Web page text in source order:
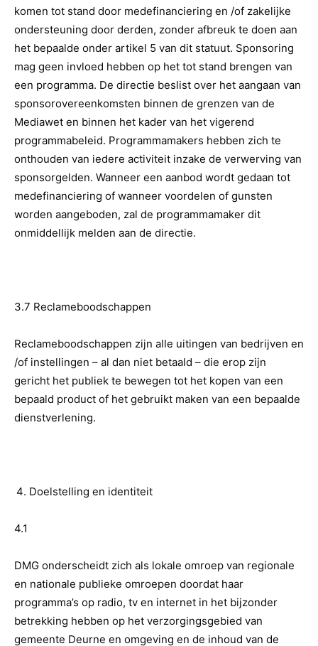
komen tot stand door medefinanciering en /of zakelijke
ondersteuning door derden, zonder afbreuk te doen aan
het bepaalde onder artikel 5 van dit statuut. Sponsoring
mag geen invloed hebben op het tot stand brengen van
een programma. De directie beslist over het aangaan van
sponsorovereenkomsten binnen de grenzen van de
Mediawet en binnen het kader van het vigerend
programmabeleid. Programmamakers hebben zich te
onthouden van iedere activiteit inzake de verwerving van
sponsorgelden. Wanneer een aanbod wordt gedaan tot
medefinanciering of wanneer voordelen of gunsten
worden aangeboden, zal de programmamaker dit
onmiddellijk melden aan de directie.
3.7 Reclameboodschappen
Reclameboodschappen zijn alle uitingen van bedrijven en
/of instellingen – al dan niet betaald – die erop zijn
gericht het publiek te bewegen tot het kopen van een
bepaald product of het gebruikt maken van een bepaalde
dienstverlening.
Doelstelling en identiteit
4.1
DMG onderscheidt zich als lokale omroep van regionale
en nationale publieke omroepen doordat haar
programma’s op radio, tv en internet in het bijzonder
betrekking hebben op het verzorgingsgebied van
gemeente Deurne en omgeving en de inhoud van de